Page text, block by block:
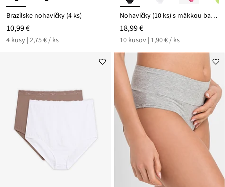
Brazílske nohavičky (4 ks)
10,99 €
4 kusy | 2,75 € / ks
Nohavičky (10 ks) s mäkkou bavlnou
18,99 €
10 kusov | 1,90 € / ks